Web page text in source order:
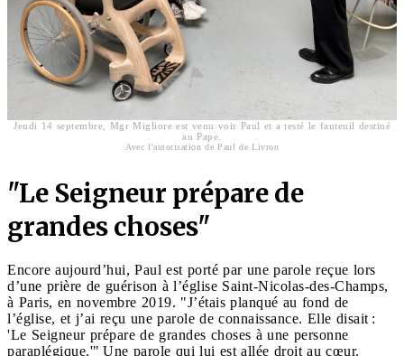
Jeudi 14 septembre, Mgr Migliore est venu voir Paul et a testé le fauteuil destiné
au Pape.
Avec l'autorisation de Paul de Livron
"Le Seigneur prépare de
grandes choses"
Encore aujourd’hui, Paul est porté par une parole reçue lors
d’une prière de guérison à l’église Saint-Nicolas-des-Champs,
à Paris, en novembre 2019. "J’étais planqué au fond de
l’église, et j’ai reçu une parole de connaissance. Elle disait :
'Le Seigneur prépare de grandes choses à une personne
paraplégique.'" Une parole qui lui est allée droit au cœur.